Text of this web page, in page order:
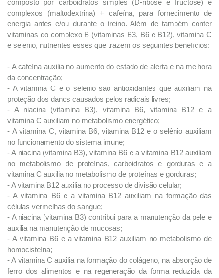
composto por carboidratos simples (D-ribose e fructose) e
complexos (maltodextrina) + cafeína, para fornecimento de
energia antes e/ou durante o treino. Além de também conter
vitaminas do complexo B (vitaminas B3, B6 e B12), vitamina C
e selênio, nutrientes esses que trazem os seguintes benefícios:
- A cafeína auxilia no aumento do estado de alerta e na melhora
da concentração;
- A vitamina C e o selênio são antioxidantes que auxiliam na
proteção dos danos causados pelos radicais livres;
- A niacina (vitamina B3), vitamina B6, vitamina B12 e a
vitamina C auxiliam no metabolismo energético;
- A vitamina C, vitamina B6, vitamina B12 e o selênio auxiliam
no funcionamento do sistema imune;
- A niacina (vitamina B3), vitamina B6 e a vitamina B12 auxiliam
no metabolismo de proteínas, carboidratos e gorduras e a
vitamina C auxilia no metabolismo de proteínas e gorduras;
- A vitamina B12 auxilia no processo de divisão celular;
- A vitamina B6 e a vitamina B12 auxiliam na formação das
células vermelhas do sangue;
- A niacina (vitamina B3) contribui para a manutenção da pele e
auxilia na manutenção de mucosas;
- A vitamina B6 e a vitamina B12 auxiliam no metabolismo de
homocisteína;
- A vitamina C auxilia na formação do colágeno, na absorção de
ferro dos alimentos e na regeneração da forma reduzida da